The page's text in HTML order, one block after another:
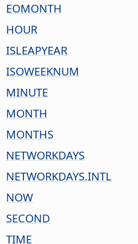
EOMONTH
HOUR
ISLEAPYEAR
ISOWEEKNUM
MINUTE
MONTH
MONTHS
NETWORKDAYS
NETWORKDAYS.INTL
NOW
SECOND
TIME